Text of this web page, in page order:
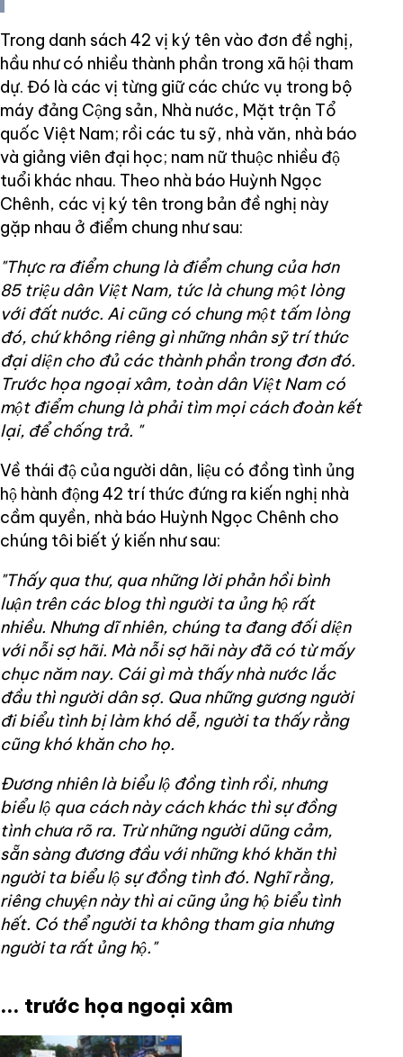
Trong danh sách 42 vị ký tên vào đơn đề nghị,
hầu như có nhiều thành phần trong xã hội tham
dự. Đó là các vị từng giữ các chức vụ trong bộ
máy đảng Cộng sản, Nhà nước, Mặt trận Tổ
quốc Việt Nam; rồi các tu sỹ, nhà văn, nhà báo
và giảng viên đại học; nam nữ thuộc nhiều độ
tuổi khác nhau. Theo nhà báo Huỳnh Ngọc
Chênh, các vị ký tên trong bản đề nghị này
gặp nhau ở điểm chung như sau:
"Thực ra điểm chung là điểm chung của hơn
85 triệu dân Việt Nam, tức là chung một lòng
với đất nước. Ai cũng có chung một tấm lòng
đó, chứ không riêng gì những nhân sỹ trí thức
đại diện cho đủ các thành phần trong đơn đó.
Trước họa ngoại xâm, toàn dân Việt Nam có
một điểm chung là phải tìm mọi cách đoàn kết
lại, để chống trả. "
Về thái độ của người dân, liệu có đồng tình ủng
hộ hành động 42 trí thức đứng ra kiến nghị nhà
cầm quyền, nhà báo Huỳnh Ngọc Chênh cho
chúng tôi biết ý kiến như sau:
"Thấy qua thư, qua những lời phản hồi bình
luận trên các blog thì người ta ủng hộ rất
nhiều. Nhưng dĩ nhiên, chúng ta đang đối diện
với nỗi sợ hãi. Mà nỗi sợ hãi này đã có từ mấy
chục năm nay. Cái gì mà thấy nhà nước lắc
đầu thì người dân sợ. Qua những gương người
đi biểu tình bị làm khó dễ, người ta thấy rằng
cũng khó khăn cho họ.
Đương nhiên là biểu lộ đồng tình rồi, nhưng
biểu lộ qua cách này cách khác thì sự đồng
tình chưa rõ ra. Trừ những người dũng cảm,
sẵn sàng đương đầu với những khó khăn thì
người ta biểu lộ sự đồng tình đó. Nghĩ rằng,
riêng chuyện này thì ai cũng ủng hộ biểu tình
hết. Có thể người ta không tham gia nhưng
người ta rất ủng hộ."
... trước họa ngoại xâm